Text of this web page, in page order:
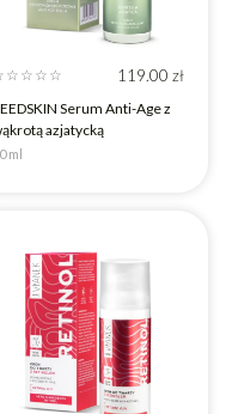
☆ ☆ ☆ ☆ 119.00 zł
Serum Anti-Age z
azjatycką
ml